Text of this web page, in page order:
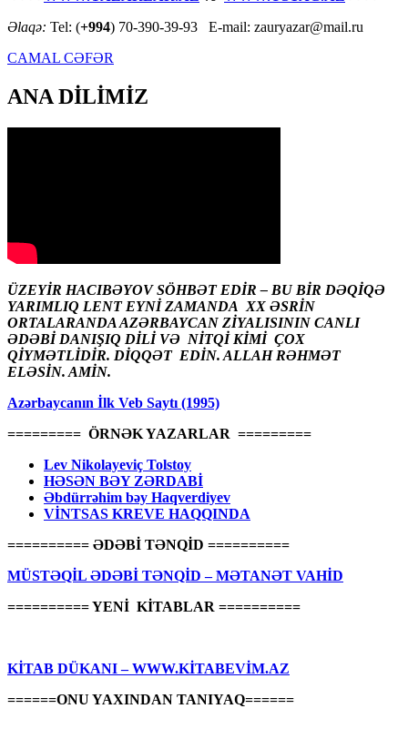
Əlaqə: Tel: (+994) 70-390-39-93 E-mail: zauryazar@mail.ru
CAMAL CƏFƏR
ANA DİLİMİZ
ÜZEYİR HACIBƏYOV SÖHBƏT EDİR – BU BİR DƏQİQƏ
YARIMLIQ LENT EYNİ ZAMANDA XX ƏSRİN
ORTALARANDA AZƏRBAYCAN ZİYALISININ CANLI
ƏDƏBİ DANIŞIQ DİLİ VƏ NİTQİ KİMİ ÇOX
QİYMƏTLİDİR. DİQQƏT EDİN. ALLAH RƏHMƏT
ELƏSİN. AMİN.
Azərbaycanın İlk Veb Saytı (1995)
========= ÖRNƏK YAZARLAR =========
Lev Nikolayeviç Tolstoy
HƏSƏN BƏY ZƏRDABİ
Əbdürrəhim bəy Haqverdiyev
VİNTSAS KREVE HAQQINDA
========== ƏDƏBİ TƏNQİD ==========
MÜSTƏQİL ƏDƏBİ TƏNQİD – MƏTANƏT VAHİD
========== YENİ KİTABLAR ==========
KİTAB DÜKANI – WWW.KİTABEVİM.AZ
======ONU YAXINDAN TANIYAQ======